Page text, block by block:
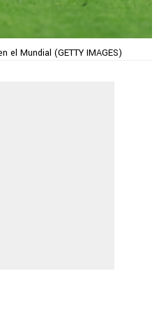
el Mundial (GETTY IMAGES)